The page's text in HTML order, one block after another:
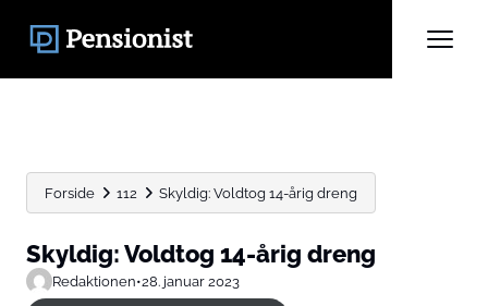
Forside 112 Skyldig: Voldtog 14-årig dreng
Skyldig: Voldtog 14-årig dreng
Redaktionen•28. januar 2023